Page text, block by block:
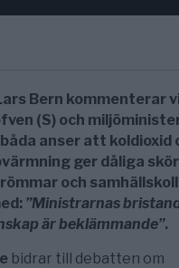
Bern kommenterar
(S) och
anser att koldioxid
ger dåliga
och
”Ministrarnas
är beklämmande”.
bidrar till debatten om